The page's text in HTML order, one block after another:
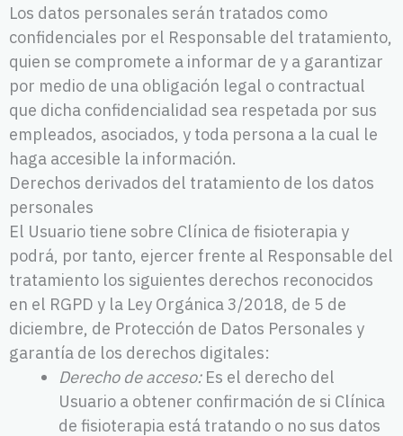
Los datos personales serán tratados como
confidenciales por el Responsable del tratamiento,
quien se compromete a informar de y a garantizar
por medio de una obligación legal o contractual
que dicha confidencialidad sea respetada por sus
empleados, asociados, y toda persona a la cual le
haga accesible la información.
Derechos derivados del tratamiento de los datos
personales
El Usuario tiene sobre Clínica de fisioterapia y
podrá, por tanto, ejercer frente al Responsable del
tratamiento los siguientes derechos reconocidos
en el RGPD y la Ley Orgánica 3/2018, de 5 de
diciembre, de Protección de Datos Personales y
garantía de los derechos digitales:
Derecho de acceso:Es el derecho del
Usuario a obtener confirmación de si Clínica
de fisioterapia está tratando o no sus datos